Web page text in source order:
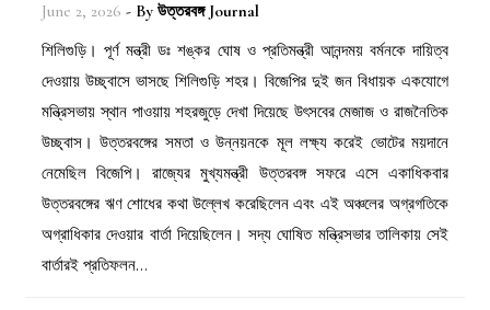
June 2, 2026 - By উত্তরবঙ্গ Journal
শিলিগুড়ি। পূর্ণ মন্ত্রী ডঃ শঙ্কর ঘোষ ও প্রতিমন্ত্রী আনন্দময় বর্মনকে দায়িত্ব
দেওয়ায় উচ্ছ্বাসে ভাসছে শিলিগুড়ি শহর। বিজেপির দুই জন বিধায়ক একযোগে
মন্ত্রিসভায় স্থান পাওয়ায় শহরজুড়ে দেখা দিয়েছে উৎসবের মেজাজ ও রাজনৈতিক
উচ্ছ্বাস। উত্তরবঙ্গের সমতা ও উন্নয়নকে মূল লক্ষ্য করেই ভোটের ময়দানে
নেমেছিল বিজেপি। রাজ্যের মুখ্যমন্ত্রী উত্তরবঙ্গ সফরে এসে একাধিকবার
উত্তরবঙ্গের ঋণ শোধের কথা উল্লেখ করেছিলেন এবং এই অঞ্চলের অগ্রগতিকে
অগ্রাধিকার দেওয়ার বার্তা দিয়েছিলেন। সদ্য ঘোষিত মন্ত্রিসভার তালিকায় সেই
বার্তারই প্রতিফলন…